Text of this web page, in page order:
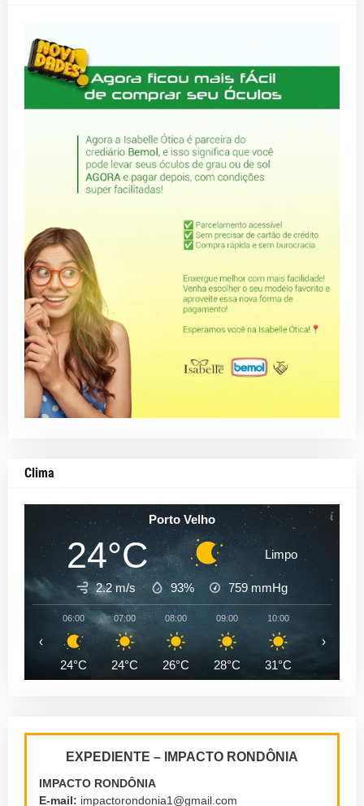
Clima
Porto Velho
24°C Limpo
2.2 m/s 93% 759 mmHg
06:00
24°C
07:00
24°C
08:00
26°C
09:00
28°C
10:00
31°C
‹ ›
EXPEDIENTE – IMPACTO RONDÔNIA
IMPACTO RONDÔNIA
E-mail: impactorondonia1@gmail.com